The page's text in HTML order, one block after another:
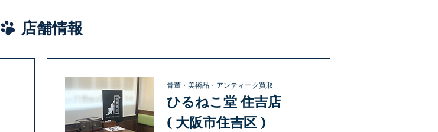
店舗情報
骨董・美術品・アンティーク買取
ひるねこ堂 住吉店
( 大阪市住吉区 )